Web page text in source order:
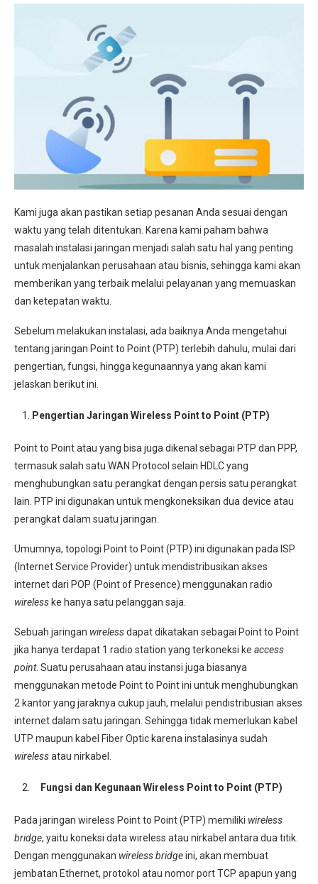
Kami juga akan pastikan setiap pesanan Anda sesuai dengan
waktu yang telah ditentukan. Karena kami paham bahwa
masalah instalasi jaringan menjadi salah satu hal yang penting
untuk menjalankan perusahaan atau bisnis, sehingga kami akan
memberikan yang terbaik melalui pelayanan yang memuaskan
dan ketepatan waktu.
Sebelum melakukan instalasi, ada baiknya Anda mengetahui
tentang jaringan Point to Point (PTP) terlebih dahulu, mulai dari
pengertian, fungsi, hingga kegunaannya yang akan kami
jelaskan berikut ini.
Pengertian Jaringan Wireless Point to Point (PTP)
Point to Point atau yang bisa juga dikenal sebagai PTP dan PPP,
termasuk salah satu WAN Protocol selain HDLC yang
menghubungkan satu perangkat dengan persis satu perangkat
lain. PTP ini digunakan untuk mengkoneksikan dua device atau
perangkat dalam suatu jaringan.
Umumnya, topologi Point to Point (PTP) ini digunakan pada ISP
(Internet Service Provider) untuk mendistribusikan akses
internet dari POP (Point of Presence) menggunakan radio
wirelesske hanya satu pelanggan saja.
Sebuah jaringan wirelessdapat dikatakan sebagai Point to Point
jika hanya terdapat 1 radio station yang terkoneksi ke access
point. Suatu perusahaan atau instansi juga biasanya
menggunakan metode Point to Point ini untuk menghubungkan
2 kantor yang jaraknya cukup jauh, melalui pendistribusian akses
internet dalam satu jaringan. Sehingga tidak memerlukan kabel
UTP maupun kabel Fiber Optic karena instalasinya sudah
wirelessatau nirkabel.
Fungsi dan Kegunaan Wireless Point to Point (PTP)
Pada jaringan wireless Point to Point (PTP) memiliki wireless
bridge, yaitu koneksi data wireless atau nirkabel antara dua titik.
Dengan menggunakan wireless bridgeini, akan membuat
jembatan Ethernet, protokol atau nomor port TCP apapun yang